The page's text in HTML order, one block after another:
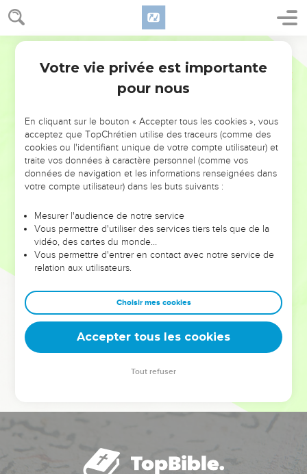
NE MANQUEZ PAS L’ÉVÉNEMENT
DE L’ANNÉE !
ET SI LEURS ERREURS POUVAIENT VOUS ÉVITER LES
VOTRES ?
leur foi ou leur vision. Mais on voit moins les doutes, les erreurs
et les saisons difficiles qu'ils ont traversés, alors même que ce
sont elles qui les ont façonnés.
Dans cette conférence, leaders, entrepreneurs, et responsables
clés pour avancer avec plus de sagesse afin que leurs erreurs
deviennent vos tremplins. Que vous guidiez un ministère, une
équipe, un groupe ou une famille, leur expérience est faite
Votre vie privée est importante
pour nous
En cliquant sur le bouton « Accepter tous les cookies », vous
acceptez que TopChrétien utilise des traceurs (comme des
cookies ou l'identifiant unique de votre compte utilisateur) et
traite vos données à caractère personnel (comme vos
données de navigation et les informations renseignées dans
votre compte utilisateur) dans les buts suivants :
Mesurer l'audience de notre service
Vous permettre d'utiliser des services tiers tels que de la
vidéo, des cartes du monde…
Vous permettre d'entrer en contact avec notre service de
relation aux utilisateurs.
Choisir mes cookies
Accepter tous les cookies
Tout refuser